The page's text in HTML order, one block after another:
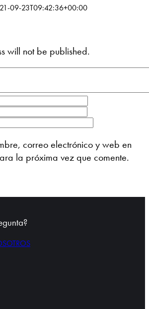
09-23T09:42:36+00:00
will not be published.
correo electrónico y web en
la próxima vez que comente.